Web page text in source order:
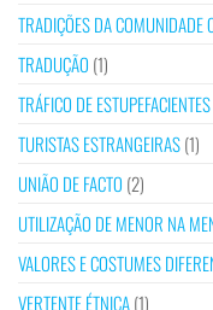
TRADIÇÕES DA COMUNIDADE
TRADUÇÃO (1)
TRÁFICO DE ESTUPEFACIENTES
TURISTAS ESTRANGEIRAS(1)
UNIÃO DE FACTO (2)
UTILIZAÇÃO DE MENOR NA
VALORES E COSTUMES
VERTENTE ÉTNICA(1)